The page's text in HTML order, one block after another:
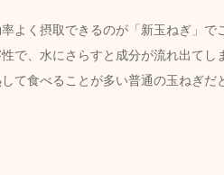
よく摂取できるのが「新玉ねぎ」で
で、水にさらすと成分が流れ出てし
て食べることが多い普通の玉ねぎだ